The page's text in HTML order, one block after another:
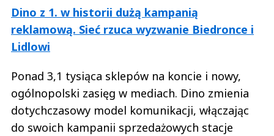
Dino z 1. w historii dużą kampanią
reklamową. Sieć rzuca wyzwanie Biedronce i
Lidlowi
Ponad 3,1 tysiąca sklepów na koncie i nowy,
ogólnopolski zasięg w mediach. Dino zmienia
dotychczasowy model komunikacji, włączając
do swoich kampanii sprzedażowych stacje